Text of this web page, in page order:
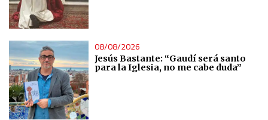
08/08/2026
Jesús Bastante: “Gaudí será santo
para la Iglesia, no me cabe duda”